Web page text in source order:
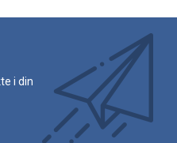
i din